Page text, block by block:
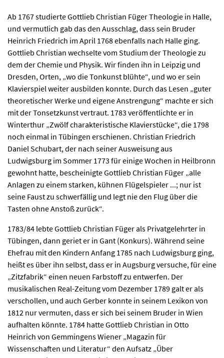
Ab 1767 studierte Gottlieb Christian Füger Theologie in Halle,
und vermutlich gab das den Ausschlag, dass sein Bruder
Heinrich Friedrich im April 1768 ebenfalls nach Halle ging.
Gottlieb Christian wechselte vom Studium der Theologie zu
dem der Chemie und Physik. Wir finden ihn in Leipzig und
Dresden, Orten, „wo die Tonkunst blühte“, und wo er sein
Klavierspiel weiter ausbilden konnte. Durch das Lesen „guter
theoretischer Werke und eigene Anstrengung“ machte er sich
mit der Tonsetzkunst vertraut. 1783 veröffentlichte er in
Winterthur „Zwölf charakteristische Klavierstücke“, die 1798
noch einmal in Tübingen erschienen. Christian Friedrich
Daniel Schubart, der nach seiner Ausweisung aus
Ludwigsburg im Sommer 1773 für einige Wochen in Heilbronn
gewohnt hatte, bescheinigte Gottlieb Christian Füger „alle
Anlagen zu einem starken, kühnen Flügelspieler ...; nur ist
seine Faust zu schwerfällig und legt nie den Flug über die
Tasten ohne Anstoß zurück“.
1783/84 lebte Gottlieb Christian Füger als Privatgelehrter in
Tübingen, dann geriet er in Gant (Konkurs). Während seine
Ehefrau mit den Kindern Anfang 1785 nach Ludwigsburg ging,
heißt es über ihn selbst, dass er in Augsburg versuche, für eine
„Zitzfabrik“ einen neuen Farbstoff zu entwerfen. Der
musikalischen Real-Zeitung vom Dezember 1789 galt er als
verschollen, und auch Gerber konnte in seinem Lexikon von
1812 nur vermuten, dass er sich bei seinem Bruder in Wien
aufhalten könnte. 1784 hatte Gottlieb Christian in Otto
Heinrich von Gemmingens Wiener „Magazin für
Wissenschaften und Literatur“ den Aufsatz „Über